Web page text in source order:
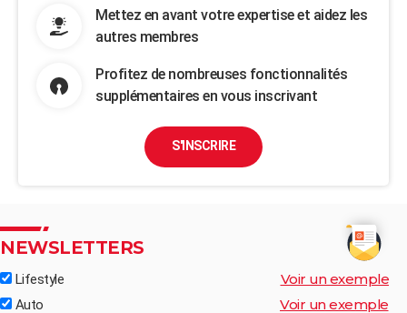
Mettez en avant votre expertise et aidez les
autres membres
Profitez de nombreuses fonctionnalités
supplémentaires en vous inscrivant
S'INSCRIRE
NEWSLETTERS
Lifestyle Voir un exemple
Auto Voir un exemple